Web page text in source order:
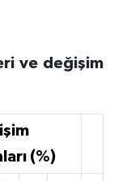
ve değişim
(%)